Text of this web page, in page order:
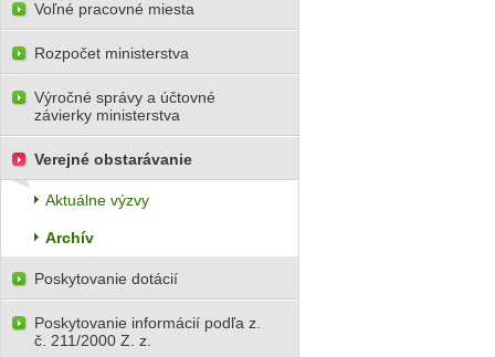
Voľné pracovné miesta
Rozpočet ministerstva
Výročné správy a účtovné
závierky ministerstva
Verejné obstarávanie
Aktuálne výzvy
Archív
Poskytovanie dotácií
Poskytovanie informácií podľa z.
č. 211/2000 Z. z.